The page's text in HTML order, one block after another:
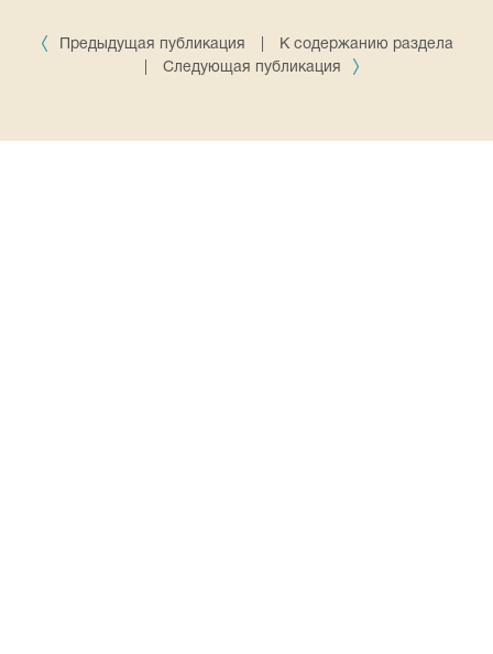
Предыдущая публикация
К содержанию раздела
Следующая публикация